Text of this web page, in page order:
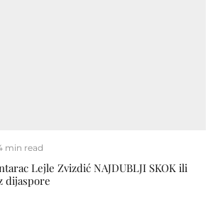
min read
Lejle Zvizdić NAJDUBLJI SKOK ili
dijaspore